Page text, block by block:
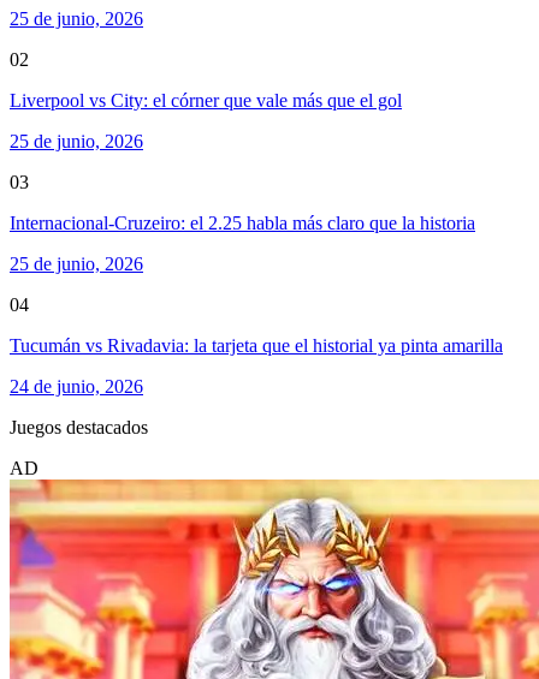
25 de junio, 2026
02
Liverpool vs City: el córner que vale más que el gol
25 de junio, 2026
03
Internacional-Cruzeiro: el 2.25 habla más claro que la historia
25 de junio, 2026
04
Tucumán vs Rivadavia: la tarjeta que el historial ya pinta amarilla
24 de junio, 2026
Juegos destacados
AD